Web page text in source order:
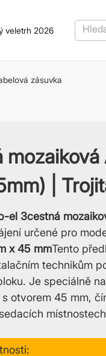
veletrh 2026
zásuvka
mozaiková
|
el 3cestná
určené pro
x 45 mmTento
technikům
Je speciálně
otvorem 45 mm,